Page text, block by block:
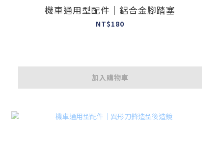
機車通用型配件｜鋁合金腳踏塞
NT$180
加入購物車